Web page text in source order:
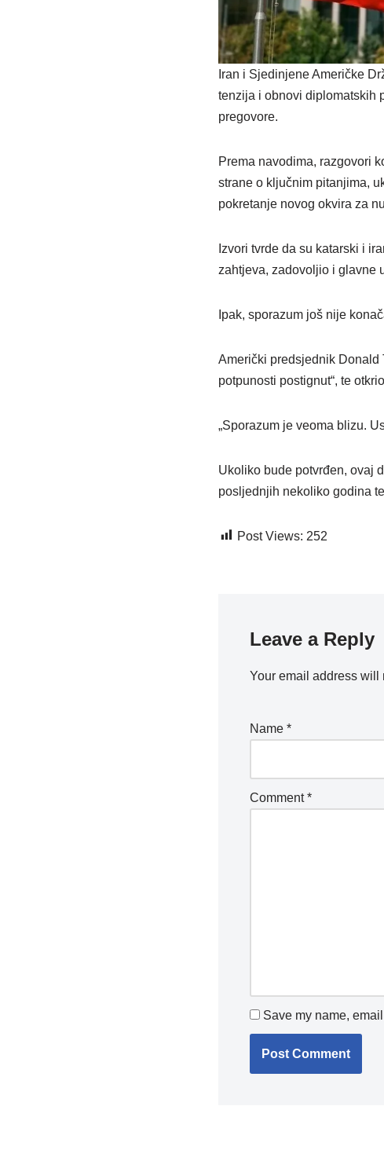
Iran i Sjedinjene Američke
tenzija i obnovi diplomatskih
pregovore.
Prema navodima, razgovori
strane o ključnim pitanjima,
pokretanje novog okvira za
Izvori tvrde da su katarski i
zahtjeva, zadovoljio i glavne
Ipak, sporazum još nije
Američki predsjednik Donald
potpunosti postignut“, te
„Sporazum je veoma blizu.
Ukoliko bude potvrđen, ovaj
posljednjih nekoliko godina
Post Views: 252
Leave a Reply
Your email address will
Name *
Comment*
Save my name,